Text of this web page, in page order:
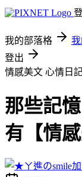
我的部落格
登出
情感美文 心情日
那些記
有【情